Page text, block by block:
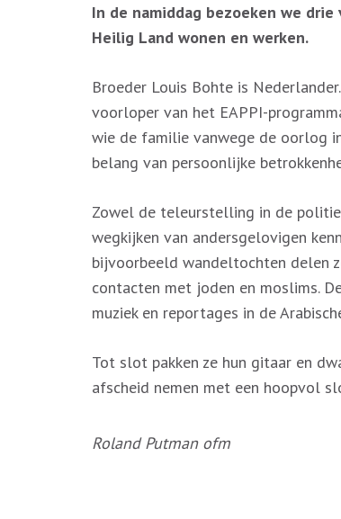
In de namiddag bezoeken we
Heilig Land wonen en werken.
Broeder Louis Bohte is
voorloper van het EAPPI-
wie de familie vanwege de oorlog
belang van persoonlijke
Zowel de teleurstelling in de
wegkijken van andersgelovigen
bijvoorbeeld wandeltochten delen
contacten met joden en moslims.
muziek en reportages in de
Tot slot pakken ze hun gitaar en
afscheid nemen met een hoopvol
Roland Putman ofm